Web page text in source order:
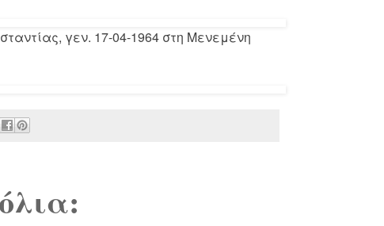
γεν. 17-04-1964 στη Μενεμένη